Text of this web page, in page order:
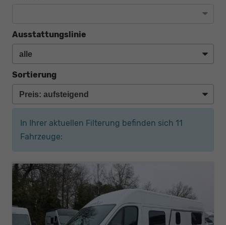
Ausstattungslinie
Sortierung
In Ihrer aktuellen Filterung befinden sich 11
Fahrzeuge: